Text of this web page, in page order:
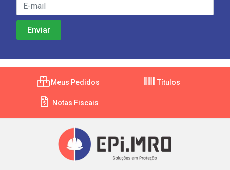
Meus Pedidos Títulos
Notas Fiscais